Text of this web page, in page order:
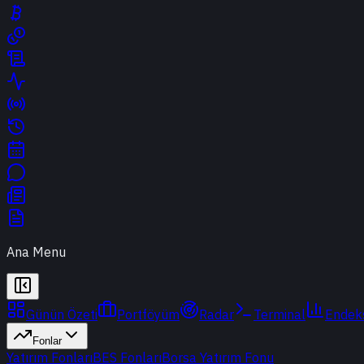
Ana Menu
Günün Özeti Portföyüm Radar Terminal
Fonlar
Yatırım FonlarıBES FonlarıBorsa Yatırım Fonu